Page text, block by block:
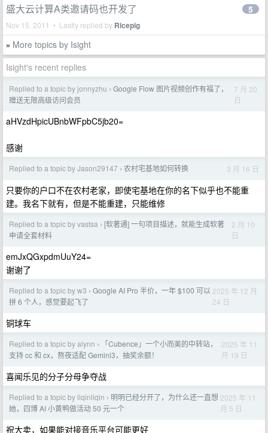
盛大云计算A类邀请码也开发了
Nov 15, 2011 • Lastly replied by Ricepig
5
» More topics by Isight
Isight's recent replies
Replied to a topic by jonnyzhu › Google Flow 图片视频创作有福了，
赠送无限高级访问会员
7 月 20
日
aHVzdHpicUBnbWFpbC5jb20=
感谢
Replied to a topic by Jason29147 › 农村宅基地如何转换 3 月 16 日
只要你的户口不在农村老家，即使宅基地在你的名下似乎也不能重
建。我名下就有，但是不能重建，只能维修
Replied to a topic by vastsa › [软著通] 一句项目描述，就能生成软著
申请全套材料
2 月 10
日
emJxQGxpdmUuY24=
谢谢了
Replied to a topic by w3 › Google AI Pro 半价，一年 $100 可以
拼 6 个人，感觉要起飞了
2025 年 12 月
24 日
铜球车
Replied to a topic by alynn ›
「Cubence」一个小而美的中转站，
支持 cc 和 cx，熬夜适配 Gemini3，抽奖余额！
2025 年 11
月 19 日
喜闻乐见的分子分母争夺战
Replied to a topic by liqinliqin › 明明已经分开了，为什么还一直想
她，四博 AI 小黄鸭做活动 50 元一个
2025 年 11
月 5 日
祝大卖，如果能对接音乐平台可能更好